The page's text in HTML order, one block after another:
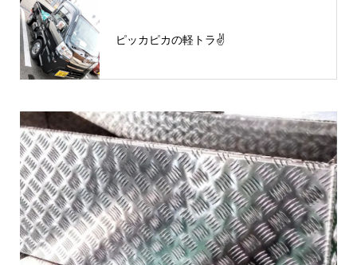
ピッカピカの軽トラ✌